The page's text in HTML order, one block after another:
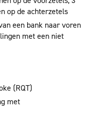
op de achterzetels
een bank naar voren
met een niet
(RQT)
met